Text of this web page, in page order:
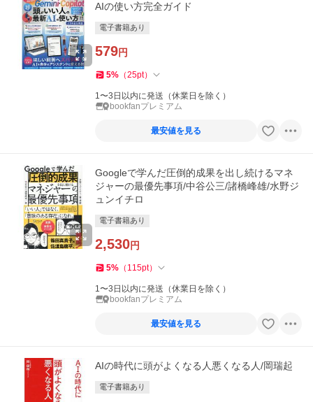
AIの使い方完全ガイド
電子書籍あり
579円
5% （25pt）
1〜3日以内に発送（休業日を除く）
bookfanプレミアム
最安値を見る
Googleで学んだ圧倒的成果を出し続けるマネ
ジャーの最優先事項/中谷公三/諸橋峰雄/水野ジ
ュンイチロ
電子書籍あり
2,530円
5% （ 115pt）
1〜3日以内に発送（休業日を除く）
bookfanプレミアム
最安値を見る
AIの時代に頭がよくなる人悪くなる人/岡瑞起
電子書籍あり